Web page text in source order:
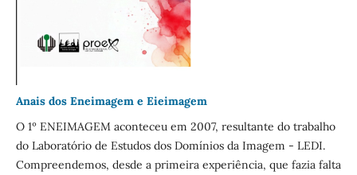
Anais dos Eneimagem e Eieimagem
O 1º ENEIMAGEM aconteceu em 2007, resultante do trabalho
do Laboratório de Estudos dos Domínios da Imagem - LEDI.
Compreendemos, desde a primeira experiência, que fazia falta